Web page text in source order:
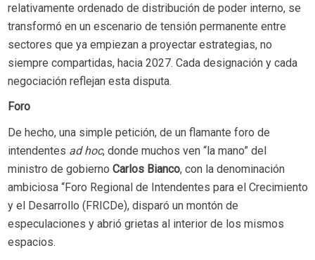
relativamente ordenado de distribución de poder interno, se
transformó en un escenario de tensión permanente entre
sectores que ya empiezan a proyectar estrategias, no
siempre compartidas, hacia 2027. Cada designación y cada
negociación reflejan esta disputa.
Foro
De hecho, una simple petición, de un flamante foro de
intendentes ad hoc, donde muchos ven “la mano” del
ministro de gobierno Carlos Bianco, con la denominación
ambiciosa “Foro Regional de Intendentes para el Crecimiento
y el Desarrollo (FRICDe), disparó un montón de
especulaciones y abrió grietas al interior de los mismos
espacios.